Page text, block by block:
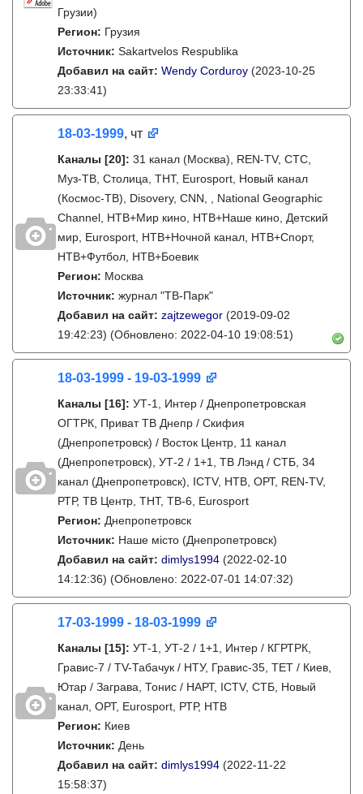
Грузии)
Регион: Грузия
Источник: Sakartvelos Respublika
Добавил на сайт: Wendy Corduroy (2023-10-25
23:33:41)
18-03-1999, чт
Каналы [20]: 31 канал (Москва), REN-TV, СТС,
Муз-ТВ, Столица, ТНТ, Eurosport, Новый канал
(Космос-ТВ), Disovery, CNN, , National Geographic
Channel, НТВ+Мир кино, НТВ+Наше кино, Детский
мир, Eurosport, НТВ+Ночной канал, НТВ+Спорт,
НТВ+Футбол, НТВ+Боевик
Регион: Москва
Источник: журнал "ТВ-Парк"
Добавил на сайт: zajtzewegor (2019-09-02
19:42:23) (Обновлено: 2022-04-10 19:08:51)
18-03-1999 - 19-03-1999
Каналы [16]: УТ-1, Интер / Днепропетровская
ОГТРК, Приват ТВ Днепр / Скифия
(Днепропетровск) / Восток Центр, 11 канал
(Днепропетровск), УТ-2 / 1+1, ТВ Лэнд / СТБ, 34
канал (Днепропетровск), ICTV, НТВ, ОРТ, REN-TV,
РТР, ТВ Центр, ТНТ, ТВ-6, Eurosport
Регион: Днепропетровск
Источник: Наше місто (Днепропетровск)
Добавил на сайт: dimlys1994 (2022-02-10
14:12:36) (Обновлено: 2022-07-01 14:07:32)
17-03-1999 - 18-03-1999
Каналы [15]: УТ-1, УТ-2 / 1+1, Интер / КГРТРК,
Гравис-7 / TV-Табачук / НТУ, Гравис-35, ТЕТ / Киев,
Ютар / Заграва, Тонис / НАРТ, ICTV, СТБ, Новый
канал, ОРТ, Eurosport, РТР, НТВ
Регион: Киев
Источник: День
Добавил на сайт: dimlys1994 (2022-11-22
15:58:37)